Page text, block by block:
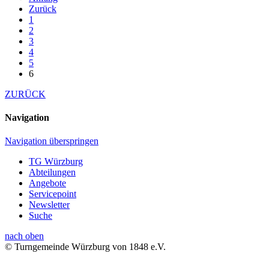
Zurück
1
2
3
4
5
6
ZURÜCK
Navigation
Navigation überspringen
TG Würzburg
Abteilungen
Angebote
Servicepoint
Newsletter
Suche
nach oben
© Turngemeinde Würzburg von 1848 e.V.